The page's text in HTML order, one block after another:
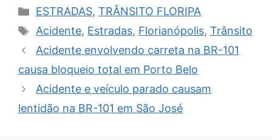
Categorias
ESTRADAS, TRÂNSITO FLORIPA
Tags
Acidente, Estradas, Florianópolis, Trânsito
Acidente envolvendo carreta na BR-101
causa bloqueio total em Porto Belo
Acidente e veículo parado causam
lentidão na BR-101 em São José